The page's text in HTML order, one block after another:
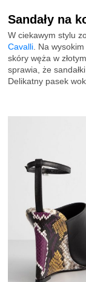
Sandały na
W ciekawym stylu
Cavalli . Na
skóry węża w
sprawia, że
Delikatny pasek